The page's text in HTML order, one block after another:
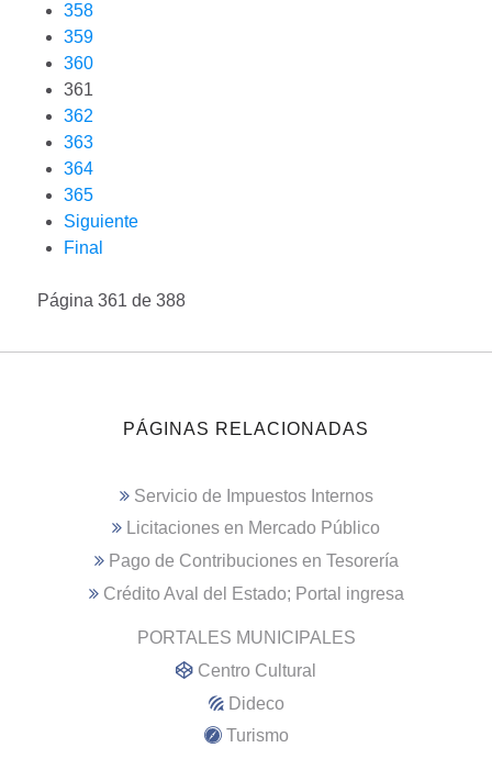
358
359
360
361
362
363
364
365
Siguiente
Final
Página 361 de 388
PÁGINAS RELACIONADAS
Servicio de Impuestos Internos
Licitaciones en Mercado Público
Pago de Contribuciones en Tesorería
Crédito Aval del Estado; Portal ingresa
PORTALES MUNICIPALES
Centro Cultural
Dideco
Turismo